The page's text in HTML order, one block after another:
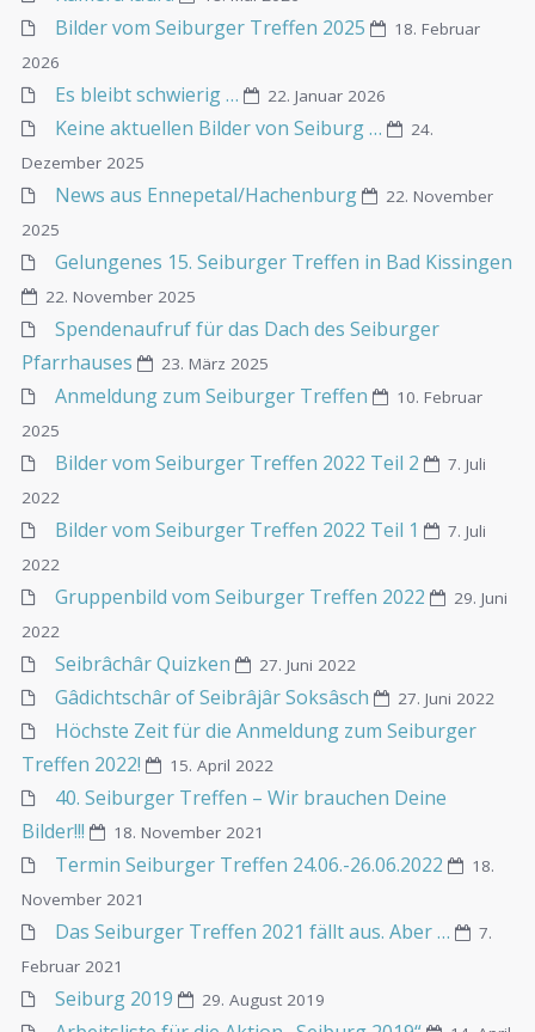
22. November 2025
Spendenaufruf für das Dach des Seiburger
Pfarrhauses
23. März 2025
Anmeldung zum Seiburger Treffen
10. Februar
2025
Bilder vom Seiburger Treffen 2022 Teil 2
7. Juli
2022
Bilder vom Seiburger Treffen 2022 Teil 1
7. Juli
2022
Gruppenbild vom Seiburger Treffen 2022
2022
Seibrâchâr Quizken 27. Juni 2022
Gâdichtschâr of Seibrâjâr Soksâsch
Höchste Zeit für die Anmeldung zum Seiburger
Treffen 2022!
40. Seiburger Treffen – Wir brauchen Deine
Bilder!!!
Termin Seiburger Treffen 24.06.-26.06.2022
18.
November 2021
Das Seiburger Treffen 2021 fällt aus. Aber …
Februar 2021
Seiburg 2019 29. August 2019
Arbeitsliste für die Aktion „Seiburg 2019“
2019
Aktion Seiburg 2019